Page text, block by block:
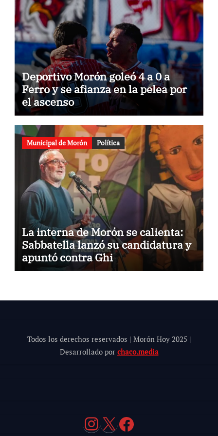
Deportivo Morón goleó 4 a 0 a
Ferro y se afianza en la pelea por
el ascenso
Municipal de Morón Política
La interna de Morón se calienta:
Sabbatella lanzó su candidatura y
apuntó contra Ghi
Todos los derechos reservados | Morón Hoy 2025 |
Desarrollado por chaco.media
Instagram
X Facebook